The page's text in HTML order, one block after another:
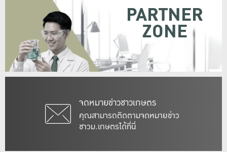
จดหมายข่าวชาวเกษตร
คุณสามารถติดตามจดหมายข่าว
ชาวม.เกษตรได้ที่นี่
PARTNER
ZONE